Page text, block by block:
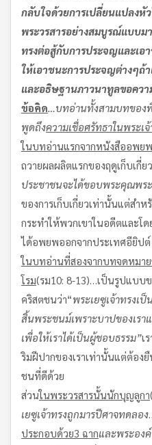
กลับใจด้วยการเปลี่ยนแปลงหั
พระวรสารอย่างสมบูรณ์แบบม
ทรงต่อสู้กับการประจญและเอ
ให้เอาชนะการประจญต่างๆถ้
และอธิษฐานภาวนาทูลขอควา
ข้อคิด…บทอ่านทั้งสามบทของ
พูดถึงความเชื่อศรัทธาในพระเ
ในบทอ่านแรกจากหนังสืออพยพ
ถวายผลผลิตแรกของฤดูเก็บเกี่ย
ประชาชนจะได้ขอบพระคุณพร
ของการเก็บเกี่ยวเท่านั้นแต่สำ
กระทำให้พวกเขาในอดีตและโ
ได้อพยพออกจากประเทศอียิปต์
ในบทอ่านที่สองจากบทจดหมา
โรม(รม10: 8-13)…เป็นรูปแบบ
คริสตชนว่า“พระเยซูเจ้าทรงเป็
สิ้นพระชนม์เพราะบาปของเรา
เพื่อให้เราได้เป็นผู้ชอบธรรม”เ
ริมฝีปากของเราเท่านั้นแต่ต้อง
ชนที่ดีด้วย
ส่วนในพระวรสารนั้นนักบุญลูกา
เยซูเจ้าทรงถูกมารปีศาจทดลอง
ประกอบด้วย3 ฉากและพระอง